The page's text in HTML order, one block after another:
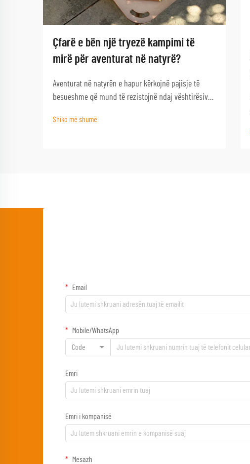
Çfarë e bën një tryezë kampimi të
mirë për aventurat në natyrë?
Aventurat në natyrën e hapur kërkojnë pajisje të
besueshme që mund të rezistojnë ndaj vështirësive
më së shumti. Një tryezë kampimi e mirë shërben si
Shiko më shumë
Email
Mobile/WhatsApp
Code
Emri
Emri i kompanisë
Mesazh